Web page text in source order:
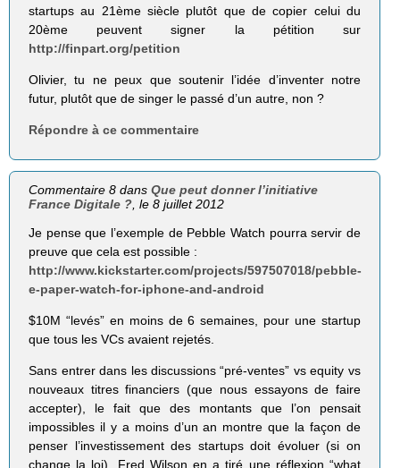
startups au 21ème siècle plutôt que de copier celui du
20ème peuvent signer la pétition sur
http://finpart.org/petition
Olivier, tu ne peux que soutenir l’idée d’inventer notre
futur, plutôt que de singer le passé d’un autre, non ?
Répondre à ce commentaire
Commentaire 8 dansQue peut donner l’initiative
France Digitale ? , le 8 juillet 2012
Je pense que l’exemple de Pebble Watch pourra servir de
preuve que cela est possible :
http://www.kickstarter.com/projects/597507018/pebble-
e-paper-watch-for-iphone-and-android
$10M “levés” en moins de 6 semaines, pour une startup
que tous les VCs avaient rejetés.
Sans entrer dans les discussions “pré-ventes” vs equity vs
nouveaux titres financiers (que nous essayons de faire
accepter), le fait que des montants que l’on pensait
impossibles il y a moins d’un an montre que la façon de
penser l’investissement des startups doit évoluer (si on
change la loi). Fred Wilson en a tiré une réflexion “what